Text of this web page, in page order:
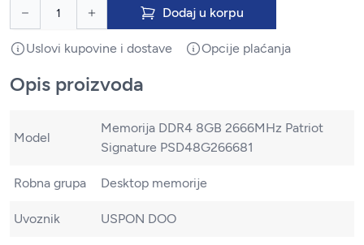
Dodaj u korpu
Uslovi kupovine i dostave Opcije plaćanja
Opis proizvoda
Model
Memorija DDR4 8GB 2666MHz Patriot
Signature PSD48G266681
Robna grupa Desktop memorije
Uvoznik USPON DOO